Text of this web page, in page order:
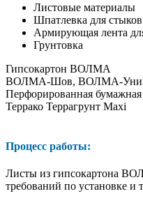
Листовые материалы
Шпатлевка для стыков
Армирующая лента
Грунтовка
Гипсокартон ВОЛМА
ВОЛМА-Шов, ВОЛМА-
Перфорированная бумажная
Террако Террагрунт Maxi
Процесс работы:
Листы из гипсокартона
требований по установке и